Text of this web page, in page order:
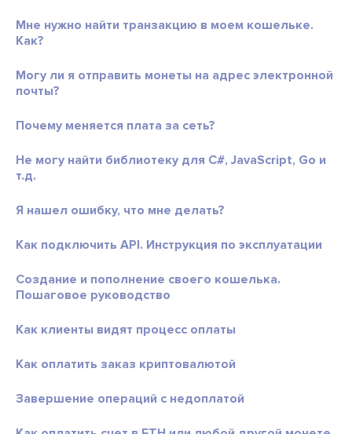
Мне нужно найти транзакцию в моем кошельке.
Как?
Могу ли я отправить монеты на адрес электронной
почты?
Почему меняется плата за сеть?
Не могу найти библиотеку для C#, JavaScript, Go и
т.д.
Я нашел ошибку, что мне делать?
Как подключить API. Инструкция по эксплуатации
Создание и пополнение своего кошелька.
Пошаговое руководство
Как клиенты видят процесс оплаты
Как оплатить заказ криптовалютой
Завершение операций с недоплатой